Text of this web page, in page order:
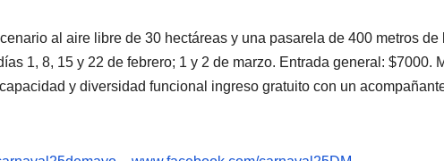
al aire libre de 30 hectáreas y una pasarela de 400 metros
1, 8, 15 y 22 de febrero; 1 y 2 de marzo. Entrada general: $7000.
y diversidad funcional ingreso gratuito con un